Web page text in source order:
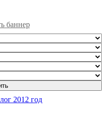
баннер
2012 год